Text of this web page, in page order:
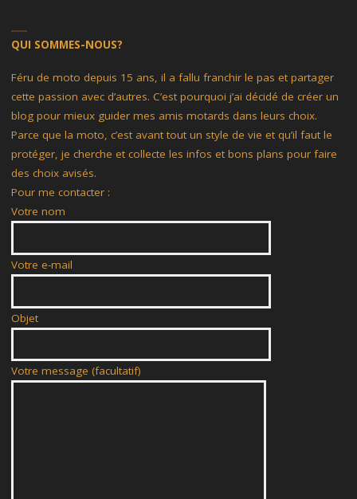
QUI SOMMES-NOUS?
Féru de moto depuis 15 ans, il a fallu franchir le pas et partager
cette passion avec d’autres. C’est pourquoi j’ai décidé de créer un
blog pour mieux guider mes amis motards dans leurs choix.
Parce que la moto, c’est avant tout un style de vie et qu’il faut le
protéger, je cherche et collecte les infos et bons plans pour faire
des choix avisés.
Pour me contacter :
Votre nom
Votre e-mail
Objet
Votre message (facultatif)